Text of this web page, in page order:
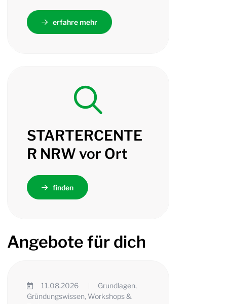
erfahre mehr
STARTERCENTE
R NRW vor Ort
finden
Angebote für dich
11.08.2026
Grundlagen,
Gründungswissen, Workshops &